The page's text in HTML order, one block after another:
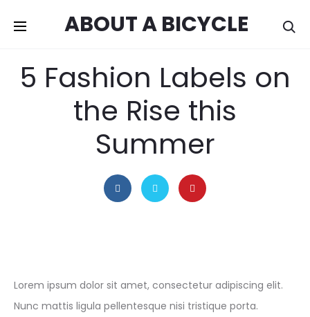
ABOUT A BICYCLE
5 Fashion Labels on
the Rise this
Summer
Lorem ipsum dolor sit amet, consectetur adipiscing elit.
Nunc mattis ligula pellentesque nisi tristique porta.